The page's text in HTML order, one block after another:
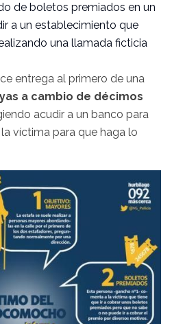
de boletos premiados en un
a un establecimiento que
una llamada ficticia
entrega al primero de una
a cambio de décimos
acudir a un banco para
víctima para que haga lo